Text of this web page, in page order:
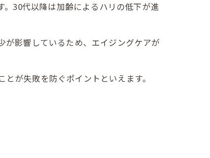
30代以降は加齢によるハリの低下が進
が影響しているため、エイジングケアが
が失敗を防ぐポイントといえます。